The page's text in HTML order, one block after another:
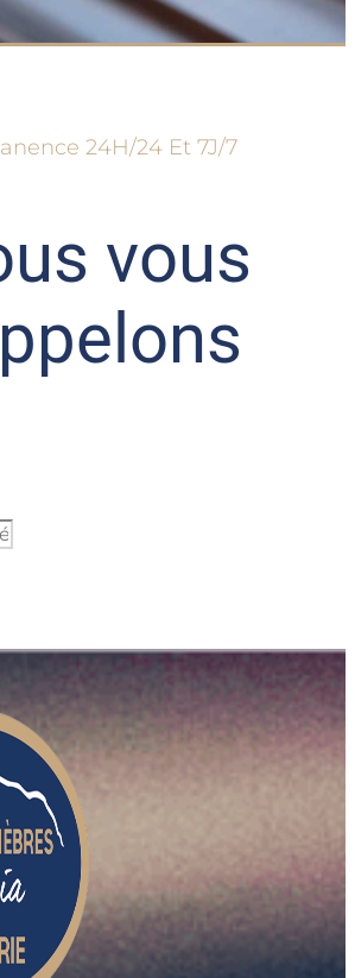
24H/24 Et 7J/7
vous